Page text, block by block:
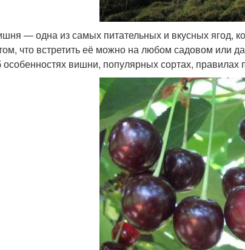
— одна из самых питательных и вкусных ягод,
что встретить её можно на любом садовом или
особенностях вишни, популярных сортах, правилах